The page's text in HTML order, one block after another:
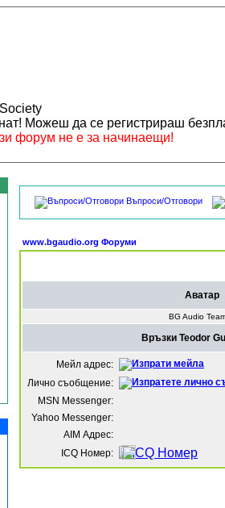
Можеш да се регистрираш
форум не е за начинаещи!
Въпроси/Отговори
www.bgaudio.org Форуми
Аватар
BG Audio
Връзки Teodor
Мейл адрес:
Лично съобщение:
MSN Messenger:
Yahoo Messenger:
AIM Адрес:
ICQ Номер: